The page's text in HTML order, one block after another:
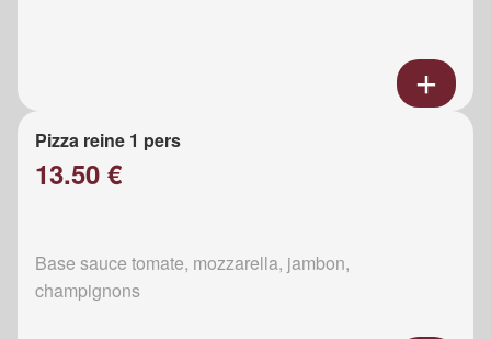
Pizza reine 1 pers
13.50 €
Base sauce tomate, mozzarella, jambon,
champignons